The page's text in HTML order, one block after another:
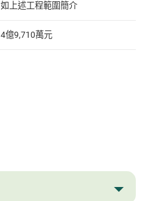
如上述工程範圍簡介
4億9,710萬元